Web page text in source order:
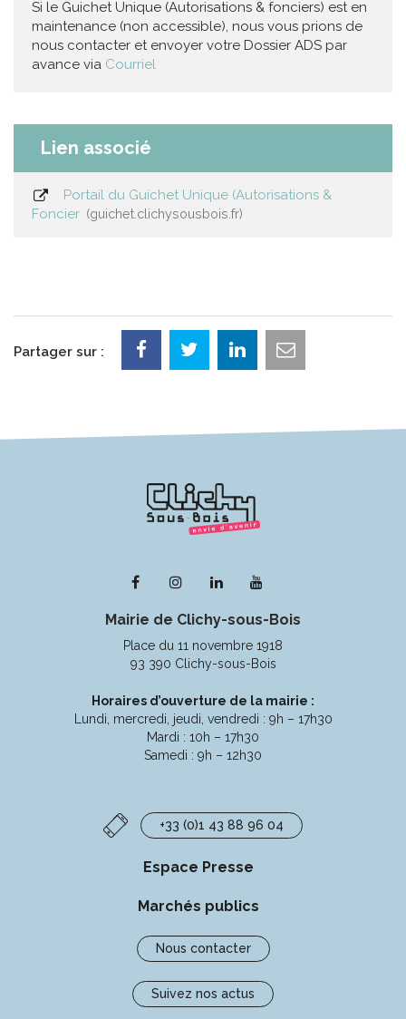
Si le Guichet Unique (Autorisations & fonciers) est en
maintenance (non accessible), nous vous prions de
nous contacter et envoyer votre Dossier ADS par
avance via Courriel
Lien associé
Portail du Guichet Unique (Autorisations &
Foncier
guichet.clichysousbois.fr
Partager sur :
Lien
le
compte
Facebook
Lien
le
compte
Instagram
Lien
le
compte
Linkedin
la
chaîne
Youtube
Mairie de Clichy-sous-Bois
Place du 11 novembre 1918
93 390 Clichy-sous-Bois
Horaires d’ouverture de la mairie :
Lundi, mercredi, jeudi, vendredi : 9h – 17h30
Mardi : 10h – 17h30
Samedi : 9h – 12h30
+33 (0)1 43 88 96 04
Espace Presse
Marchés publics
Nous contacter
Suivez nos actus